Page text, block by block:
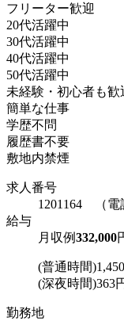
フリーター歓迎
20代活躍中
30代活躍中
40代活躍中
50代活躍中
未経験・初心者も歓
簡単な仕事
学歴不問
履歴書不要
敷地内禁煙
求人番号
1201164 （電
給与
月収例332,000
(普通時間
(深夜時間)363
勤務地